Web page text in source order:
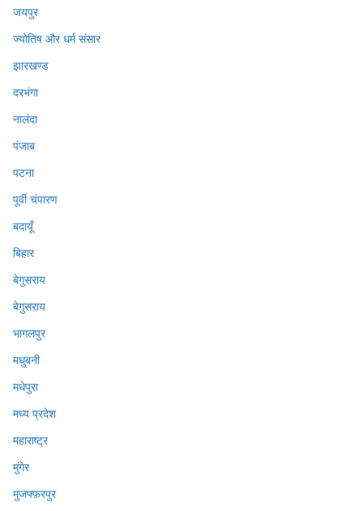
जयपुर
ज्योतिष और धर्म संसार
झारखण्ड
दरभंगा
नालंदा
पंजाब
पटना
पूर्वी चंपारण
बदायूँ
बिहार
बेगुसराय
बेगुसराय
भागलपुर
मधुबनी
मधेपुरा
मध्य प्रदेश
महाराष्ट्र
मुंगेर
मुजफ्फ़रपुर